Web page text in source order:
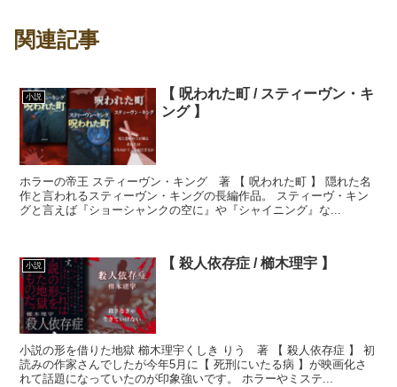
関連記事
小説
【 呪われた町 / スティーヴン・キ
ング 】
ホラーの帝王 スティーヴン・キング 著 【 呪われた町 】 隠れた名
作と言われるスティーヴン・キングの長編作品。 スティーヴ・キン
グと言えば『ショーシャンクの空に』や『シャイニング』な...
小説 【 殺人依存症 / 櫛木理宇 】
小説の形を借りた地獄 櫛木理宇くしき りう 著 【 殺人依存症 】 初
読みの作家さんでしたが今年5月に【 死刑にいたる病 】が映画化さ
れて話題になっていたのが印象強いです。 ホラーやミステ...